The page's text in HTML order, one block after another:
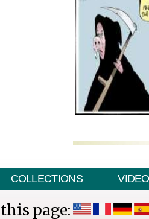
COLLECTIONS VIDEO
page: